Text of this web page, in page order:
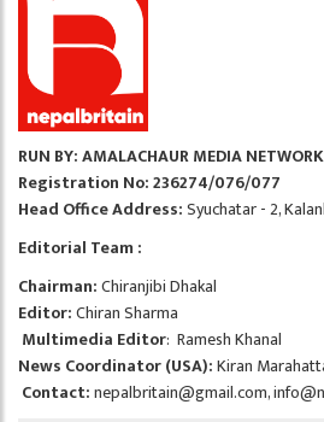
RUN BY: AMALACHAUR MEDIA
Registration No: 236274/076/077
Head Office Address:Syuchatar - 2,
Editorial Team :
Chairman:Chiranjibi Dhakal
Editor:Chiran Sharma
Multimedia Editor: Ramesh Khanal
News Coordinator (USA):Kiran
Contact:nepalbritain@gmail.com,